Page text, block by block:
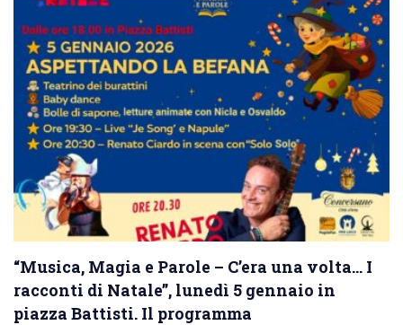
“Musica, Magia e Parole – C’era una volta… I
racconti di Natale”, lunedì 5 gennaio in
piazza Battisti. Il programma